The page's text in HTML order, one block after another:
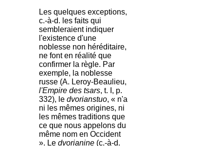
Les quelques exceptions,
c.-à-d. les faits qui
sembleraient indiquer
l'existence d'une
noblesse non héréditaire,
ne font en réalité que
confirmer la règle. Par
exemple, la noblesse
russe (A. Leroy-Beaulieu,
l'Empire des tsars, t. I, p.
332), le dvorianstuo, « n'a
ni les mêmes origines, ni
les mêmes traditions que
ce que nous appelons du
même nom en Occident
». Le dvorianine (c.-à-d.